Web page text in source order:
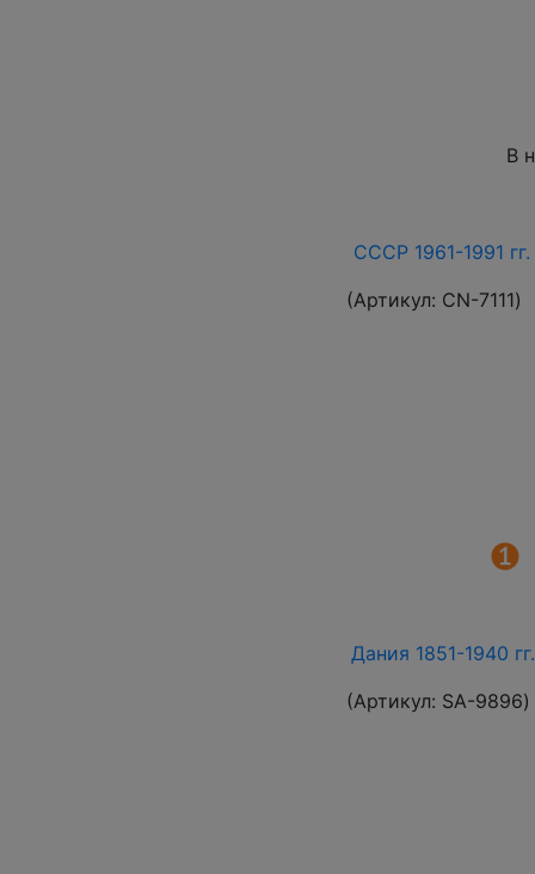
В
СССР 1961-1991
(Артикул: СN-7111)
Дания 1851-1940
(Артикул: SA-9896)